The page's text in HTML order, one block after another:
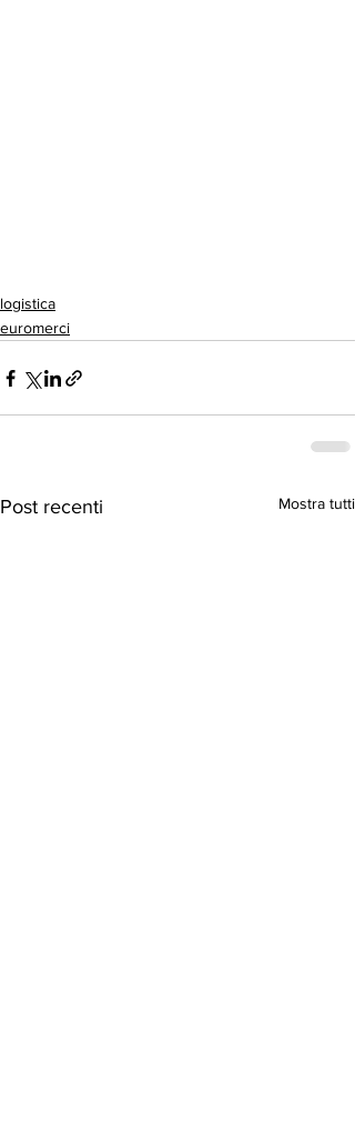
logistica
euromerci
Post recenti Mostra tutti